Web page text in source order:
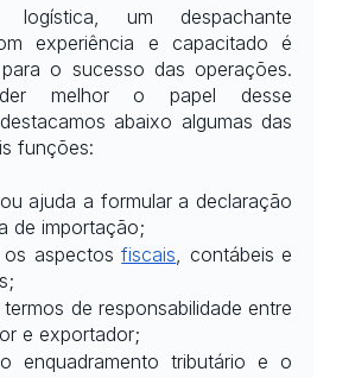
um despachante
experiência e capacitado é
o sucesso das operações.
melhor o papel desse
abaixo algumas das
funções:
ajuda a formular a declaração
de importação;
os aspectos fiscais, contábeis e
de responsabilidade entre
e exportador;
enquadramento tributário e o